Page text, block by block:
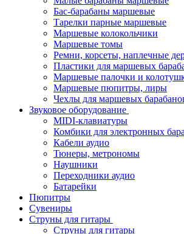
Бас-барабаны маршевые
Тарелки парные маршевые
Маршевые колокольчики
Маршевые томы
Ремни, корсеты, наплечные
Пластики для маршевых
Маршевые палочки и
Маршевые пюпитры, лиры
Чехлы для маршевых
Звуковое оборудование
MIDI-клавиатуры
Комбики для электронных
Кабели аудио
Тюнеры, метрономы
Наушники
Переходники аудио
Батарейки
Пюпитры
Сувениры
Струны для гитары
Струны для гитары